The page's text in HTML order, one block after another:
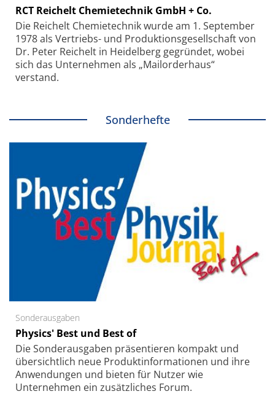
RCT Reichelt Chemietechnik GmbH + Co.
Die Reichelt Chemietechnik wurde am 1. September
1978 als Vertriebs- und Produktionsgesellschaft von
Dr. Peter Reichelt in Heidelberg gegründet, wobei
sich das Unternehmen als „Mailorderhaus“
verstand.
Sonderhefte
Sonderausgaben
Physics' Best und Best of
Die Sonder­ausgaben präsentieren kompakt und
übersichtlich neue Produkt­informationen und ihre
Anwendungen und bieten für Nutzer wie
Unternehmen ein zusätzliches Forum.